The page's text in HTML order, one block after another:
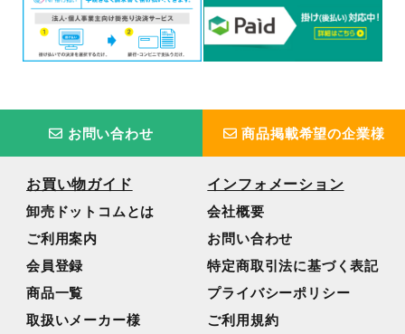
お問い合わせ 商品掲載希望の企業様
お買い物ガイド
卸売ドットコムとは
ご利用案内
会員登録
商品一覧
取扱いメーカー様
インフォメーション
会社概要
お問い合わせ
特定商取引法に基づく表記
プライバシーポリシー
ご利用規約